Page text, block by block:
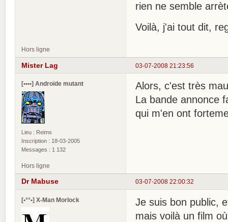
rien ne semble
Voilà, j'ai tout dit,
Hors ligne
03-07-2008 21:23:56
Mister Lag
[••••] Androïde mutant
Lieu : Reims
Inscription : 18-03-2005
Messages : 1 132
Alors, c'est très
La bande annonce
qui m'en ont
Hors ligne
03-07-2008 22:00:32
Dr Mabuse
[•°°•] X-Man Morlock
Je suis bon public,
mais voilà un film